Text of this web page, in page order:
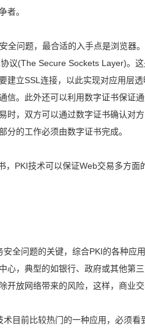
者。
全问题，最合适的入手点是浏览器
议(The Secure Sockets Layer)。
建立SSL连接，以此实现对应用层
信。此外还可以利用数字证书保证
时，双方可以通过数字证书确认对
分的工作必须由数字证书完成。
，PKI技术可以保证Web交易多方
安全问题的关键，综合PKI的各种应
心，典型的如银行、政府或其他第
开放网络带来的风险，这样，商业
术目前比较热门的一种应用，必须